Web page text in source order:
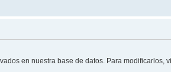
en nuestra base de datos. Para